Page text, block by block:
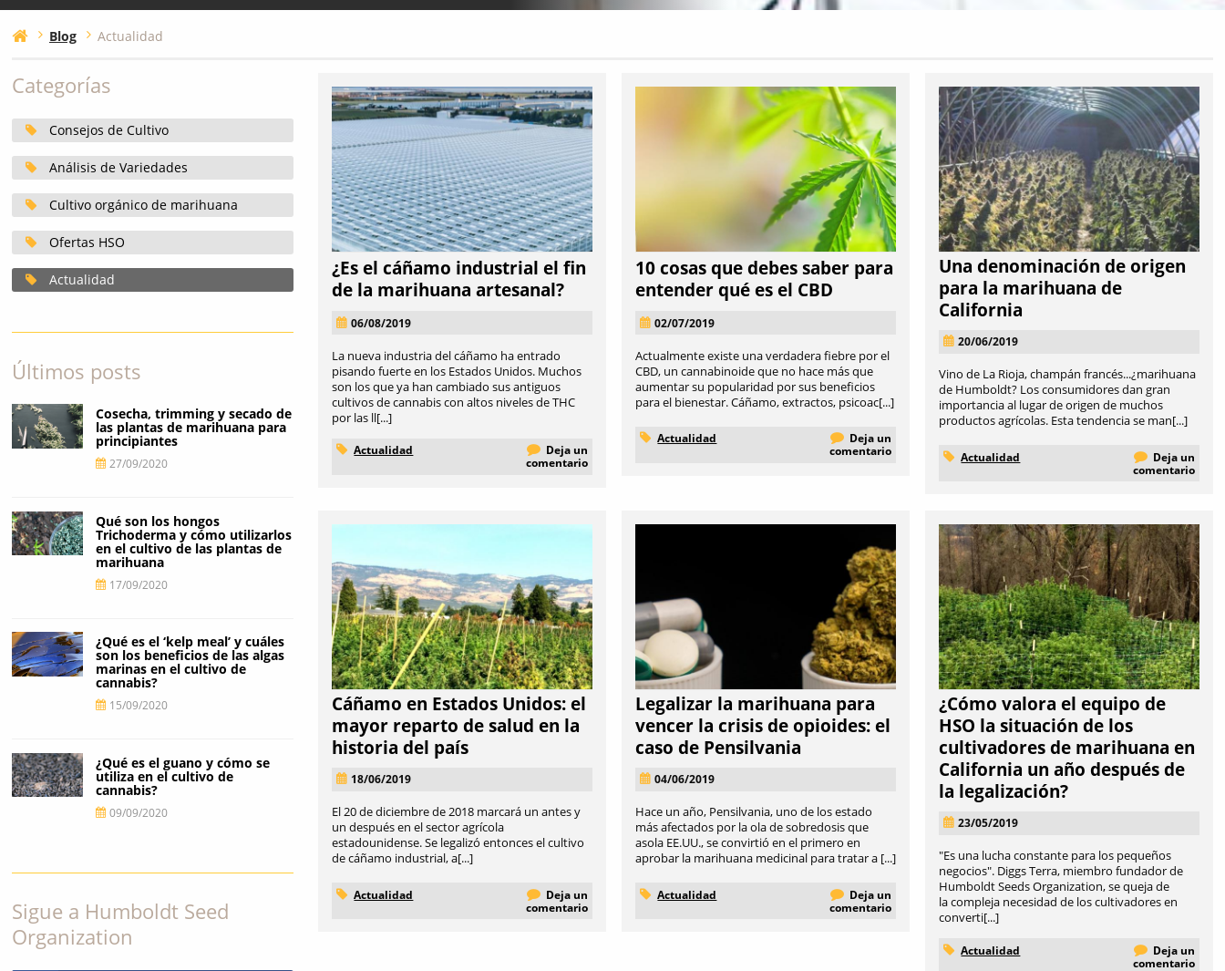
Blog Actualidad
¿Es el cáñamo industrial el fin
de la marihuana artesanal?
06/08/2019
La nueva industria del cáñamo ha entrado
pisando fuerte en los Estados Unidos. Muchos
son los que ya han cambiado sus antiguos
cultivos de cannabis con altos niveles de THC
por las ll[...]
Actualidad
Deja un
comentario
10 cosas que debes saber para
entender qué es el CBD
02/07/2019
Actualmente existe una verdadera fiebre por el
CBD, un cannabinoide que no hace más que
aumentar su popularidad por sus beneficios
para el bienestar. Cáñamo, extractos, psicoac[...]
Actualidad
Deja un
comentario
Una denominación de origen
para la marihuana de
California
20/06/2019
Vino de La Rioja, champán francés...¿marihuana
de Humboldt? Los consumidores dan gran
importancia al lugar de origen de muchos
productos agrícolas. Esta tendencia se man[...]
Actualidad
Deja un
comentario
Cáñamo en Estados Unidos: el
mayor reparto de salud en la
historia del país
18/06/2019
El 20 de diciembre de 2018 marcará un antes y
un después en el sector agrícola
estadounidense. Se legalizó entonces el cultivo
de cáñamo industrial, a[...]
Actualidad
Deja un
comentario
Legalizar la marihuana para
vencer la crisis de opioides: el
caso de Pensilvania
04/06/2019
Hace un año, Pensilvania, uno de los estado
más afectados por la ola de sobredosis que
asola EE.UU., se convirtió en el primero en
aprobar la marihuana medicinal para tratar a [...]
Actualidad
Deja un
comentario
¿Cómo valora el equipo de
HSO la situación de los
cultivadores de marihuana en
California un año después de
la legalización?
23/05/2019
"Es una lucha constante para los pequeños
negocios". Diggs Terra, miembro fundador de
Humboldt Seeds Organization, se queja de
la compleja necesidad de los cultivadores en
converti[...]
Actualidad
Deja un
comentario
Categorías
Consejos de Cultivo
Análisis de Variedades
Cultivo orgánico de marihuana
Ofertas HSO
Actualidad
Últimos posts
Cosecha, trimming y secado de
las plantas de marihuana para
principiantes
27/09/2020
Qué son los hongos
Trichoderma y cómo utilizarlos
en el cultivo de las plantas de
marihuana
17/09/2020
¿Qué es el ‘kelp meal’ y cuáles
son los beneficios de las algas
marinas en el cultivo de
cannabis?
15/09/2020
¿Qué es el guano y cómo se
utiliza en el cultivo de
cannabis?
09/09/2020
Sigue a Humboldt Seed
Organization